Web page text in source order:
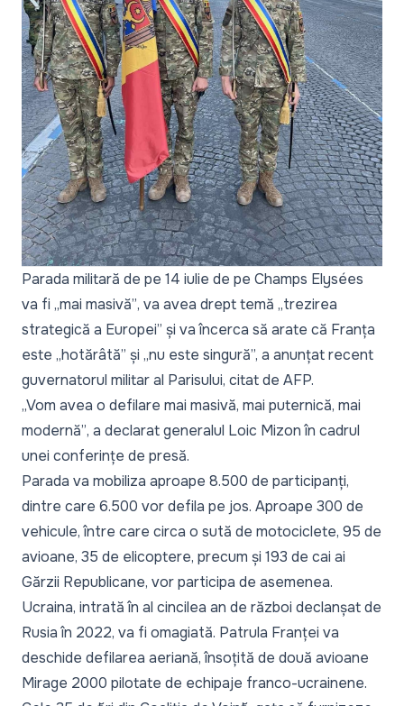
Parada militară de pe 14 iulie de pe Champs Elysées
va fi „mai masivă”, va avea drept temă „trezirea
strategică a Europei” și va încerca să arate că Franța
este „hotărâtă” și „nu este singură”, a anunțat recent
guvernatorul militar al Parisului, citat de AFP.
„Vom avea o defilare mai masivă, mai puternică, mai
modernă”, a declarat generalul Loic Mizon în cadrul
unei conferințe de presă.
Parada va mobiliza aproape 8.500 de participanți,
dintre care 6.500 vor defila pe jos. Aproape 300 de
vehicule, între care circa o sută de motociclete, 95 de
avioane, 35 de elicoptere, precum și 193 de cai ai
Gărzii Republicane, vor participa de asemenea.
Ucraina, intrată în al cincilea an de război declanșat de
Rusia în 2022, va fi omagiată. Patrula Franței va
deschide defilarea aeriană, însoțită de două avioane
Mirage 2000 pilotate de echipaje franco-ucrainene.